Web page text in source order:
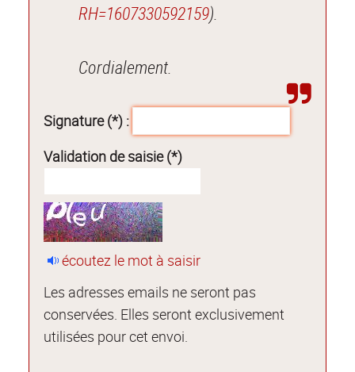
RH=1607330592159).
Cordialement.
Signature (*) :
Validation de saisie (*)
écoutez le mot à saisir
Les adresses emails ne seront pas
conservées. Elles seront exclusivement
utilisées pour cet envoi.